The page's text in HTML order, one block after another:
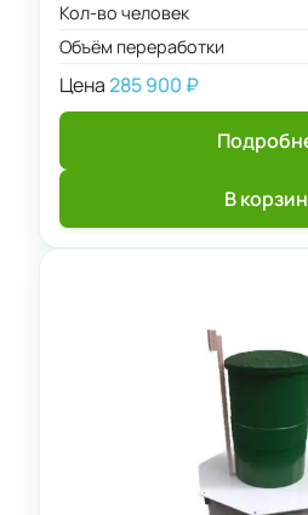
Кол-во человек
Объём переработки
Цена285 900 ₽
В